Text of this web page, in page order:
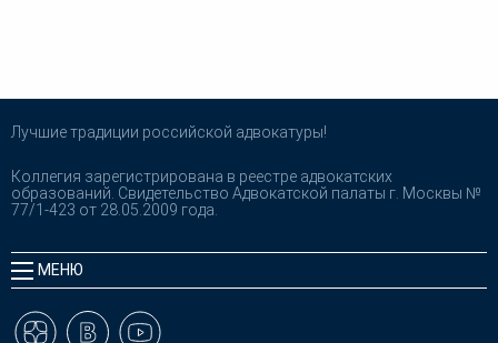
Лучшие традиции российской адвокатуры!
Коллегия зарегистрирована в реестре адвокатских
образований. Свидетельство Адвокатской палаты г. Москвы №
77/1-423 от 28.05.2009 года.
МЕНЮ